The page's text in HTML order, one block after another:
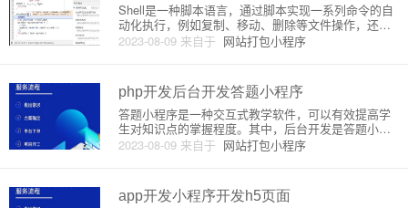
2023-08-09 来自于 网站打包小程序
Shell是一种脚本语言，通过脚本实现一系列命令的自
动化执行，例如复制、移动、删除等文件操作，还包
括系统内部操作等。常用的Shell有Bash、Zsh、Ksh
等。开发Shell小程序的步骤：1. 编写脚本文件使用Lin
php开发后台开发答题小程序
2023-08-09 来自于 网站打包小程序
答题小程序是一种交互式教学软件，可以有效提高学
生对知识点的掌握程度。其中，后台开发是答题小程
序的重要组成部分之一。本文将从原理和详细介绍两
个方面来讲解如何用PHP开发一个答题小程序的后
编写接口，通过接收和返回
app开发小程序开发h5页面